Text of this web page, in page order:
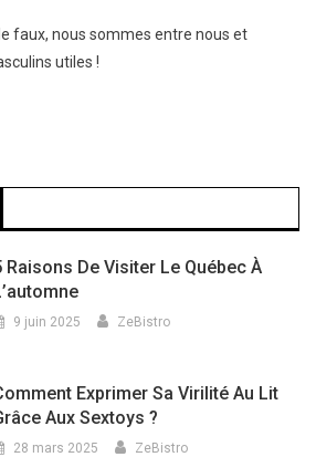
faux, nous sommes entre nous et
utiles !
Raisons De Visiter Le Québec À
9 juin 2025 ZeBistro
Exprimer Sa Virilité Au Lit
Aux Sextoys ?
28 mars 2025 ZeBistro